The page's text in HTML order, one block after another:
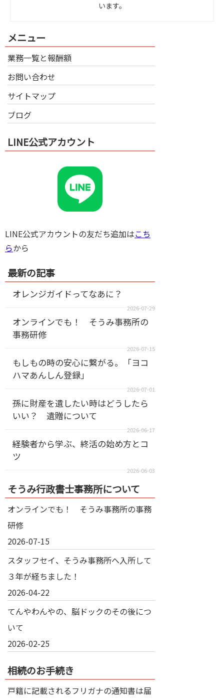
います。
メニュー
業務一覧と報酬額
お問い合わせ
サイトマップ
ブログ
LINE公式アカウント
LINE公式アカウントの友だち追加はこち
らから
最新の記事
オレンジガイドってなあに？
2026-07-29
オンラインでも！ そうみ事務所の
事務研修
2026-07-15
もしもの時の安心に繋がる。「ヨコ
ハマあんしん登録」
2026-07-01
孫に財産を遺したい時はどうしたら
いい？ 遺贈について
2026-06-17
経験者から学ぶ、終活の始め方とコ
ツ
2026-06-03
そうみ行政書士事務所について
オンラインでも！ そうみ事務所の事務
研修
2026-07-15
スタッフセイ、そうみ事務所へ入所して
３年が経ちました！
2026-04-22
てんやわんやの、脳ドックのその後につ
いて
2026-02-25
相続のお手続き
戸籍に記載されるフリガナの通知書は届